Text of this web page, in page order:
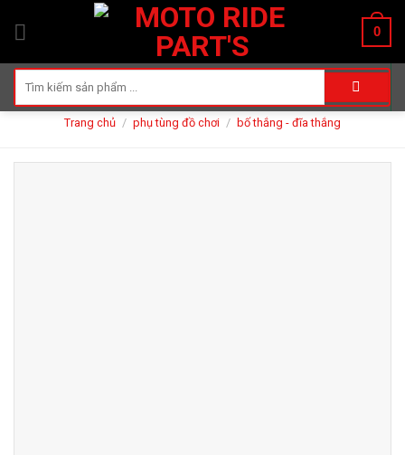
0
kiếm:
Trang chủ / phụ tùng đồ chơi / bố thắng - đĩa thắng